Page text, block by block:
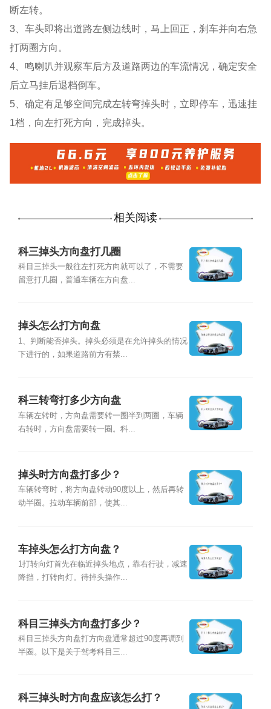
断左转。
3、车头即将出道路左侧边线时，马上回正，刹车并向右急
打两圈方向。
4、鸣喇叭并观察车后方及道路两边的车流情况，确定安全
后立马挂后退档倒车。
5、确定有足够空间完成左转弯掉头时，立即停车，迅速挂
1档，向左打死方向，完成掉头。
相关阅读
科三掉头方向盘打几圈
科目三掉头一般往左打死方向就可以了，不需要
留意打几圈，普通车辆在方向盘...
掉头怎么打方向盘
1、判断能否掉头。掉头必须是在允许掉头的情况
下进行的，如果道路前方有禁...
科三转弯打多少方向盘
车辆左转时，方向盘需要转一圈半到两圈，车辆
右转时，方向盘需要转一圈。科...
掉头时方向盘打多少？
车辆转弯时，将方向盘转动90度以上，然后再转
动半圈。拉动车辆前部，使其...
车掉头怎么打方向盘？
1打转向灯首先在临近掉头地点，靠右行驶，减速
降挡，打转向灯。待掉头操作...
科目三掉头方向盘打多少？
科目三掉头方向盘打方向盘通常超过90度再调到
半圈。以下是关于驾考科目三...
科三掉头时方向盘应该怎么打？